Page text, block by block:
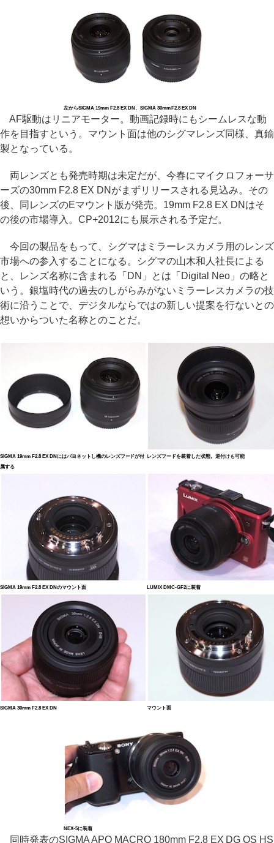
左からSIGMA 19mm F2.8 EX DN、SIGMA 30mm F2.8 EX DN
AF駆動はリニアモーター。動画記録時にもシームレスな動
作を目指すという。マウント面は他のシグマレンズ同様、真鍮
製となっている。
両レンズとも発売時期は未定だが、今春にマイクロフォーサ
ーズの30mm F2.8 EX DNがまずリリースされる見込み。その
後、同レンズのEマウント版が発売。19mm F2.8 EX DNはそ
の後の市場導入。CP+2012にも展示される予定だ。
今回の製品をもって、シグマはミラーレスカメラ用のレンズ
市場への参入することになる。シグマの山木和人社長による
と、レンズ名称に含まれる「DN」とは「Digital Neo」の略と
いう。銀塩時代の過去のしがらみがないミラーレスカメラの技
術に沿うことで、デジタルならではの新しい提案を行ないとの
想いからついた名称とのことだ。
SIGMA 19mm F2.8 EX DNにはバヨネットし機のレンズフードが付
属する
レンズフードを装着した状態。逆付けも可能
SIGMA 19mm F2.8 EX DNのマウント面 LUMIX DMC-GF2に装着
SIGMA 30mm F2.8 EX DN マウント面
NEX-5に装着
同時発表のSIGMA APO MACRO 180mm F2.8 EX DG OS HS